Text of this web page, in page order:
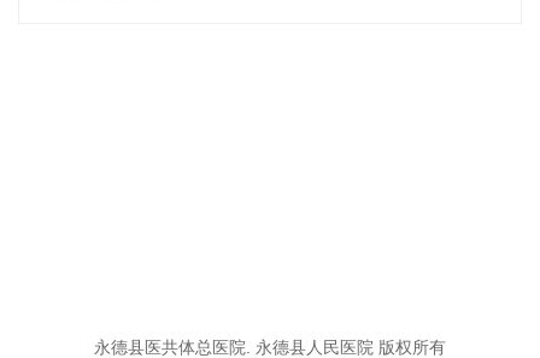
永德县医共体总医院. 永德县人民医院 版权所有